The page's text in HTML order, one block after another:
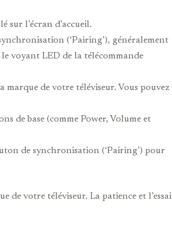
sur l’écran d’accueil.
(‘Pairing’), généralement
voyant LED de la télécommande
de votre téléviseur. Vous pouvez
de base (comme Power, Volume et
de synchronisation (‘Pairing’) pour
de votre téléviseur. La patience et l’essai